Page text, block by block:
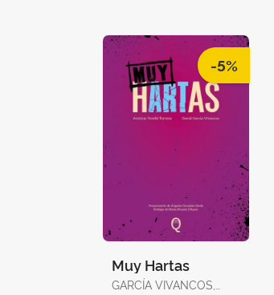
-5%
Muy Hartas
GARCÍA VIVANCOS,